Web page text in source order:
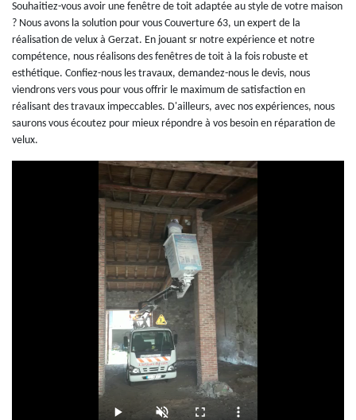
Souhaitiez-vous avoir une fenêtre de toit adaptée au style de votre maison
? Nous avons la solution pour vous Couverture 63, un expert de la
réalisation de velux à Gerzat. En jouant sr notre expérience et notre
compétence, nous réalisons des fenêtres de toit à la fois robuste et
esthétique. Confiez-nous les travaux, demandez-nous le devis, nous
viendrons vers vous pour vous offrir le maximum de satisfaction en
réalisant des travaux impeccables. D'ailleurs, avec nos expériences, nous
saurons vous écoutez pour mieux répondre à vos besoin en réparation de
velux.